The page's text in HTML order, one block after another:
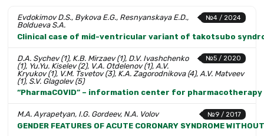
№4 / 2024
Evdokimov D.S., Bykova E.G., Resnyanskaya E.D.,
Boldueva S.A.
Clinical case of mid-ventricular variant of takotsubo
№5 / 2020
D.A. Sychev (1), K.B. Mirzaev (1), D.V. Ivashchenko
(1), Yu.Yu. Kiselev (2), V.A. Otdelenov (1), A.V.
Kryukov (1), V.M. Tsvetov (3), K.A. Zagorodnikova (4), A.V. Matveev
(1), S.V. Glagolev (5)
“PharmaCOVID” – information center for
№9 / 2017
M.A. Ayrapetyan, I.G. Gordeev, N.A. Volov
GENDER FEATURES OF ACUTE CORONARY SYNDROME